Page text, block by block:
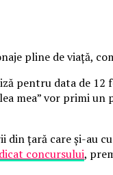
pline de viață,
pentru data de 12
mea” vor primi
țară care și-au
concursului,